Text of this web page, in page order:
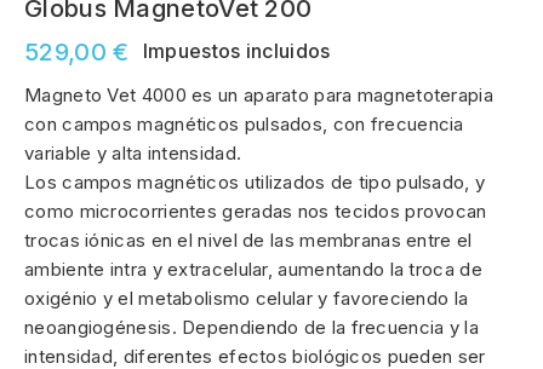
Globus MagnetoVet 200
529,00 €
Impuestos incluidos
Magneto Vet 4000 es un aparato para magnetoterapia
con campos magnéticos pulsados, con frecuencia
variable y alta intensidad.
Los campos magnéticos utilizados de tipo pulsado, y
como microcorrientes geradas nos tecidos provocan
trocas iónicas en el nivel de las membranas entre el
ambiente intra y extracelular, aumentando la troca de
oxigénio y el metabolismo celular y favoreciendo la
neoangiogénesis. Dependiendo de la frecuencia y la
intensidad, diferentes efectos biológicos pueden ser